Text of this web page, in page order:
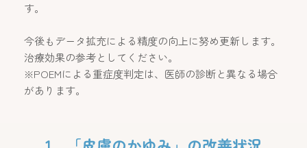
す。
今後もデータ拡充による精度の向上に努め更新します。
治療効果の参考としてください。
※POEMによる重症度判定は、医師の診断と異なる場合
があります。